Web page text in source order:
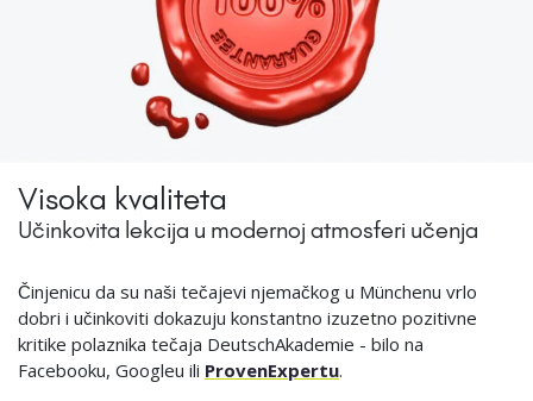
Visoka kvaliteta
Učinkovita lekcija u modernoj atmosferi učenja
Činjenicu da su naši tečajevi njemačkog u Münchenu vrlo
dobri i učinkoviti dokazuju konstantno izuzetno pozitivne
kritike polaznika tečaja DeutschAkademie - bilo na
Facebooku, Googleu ili ProvenExpertu.